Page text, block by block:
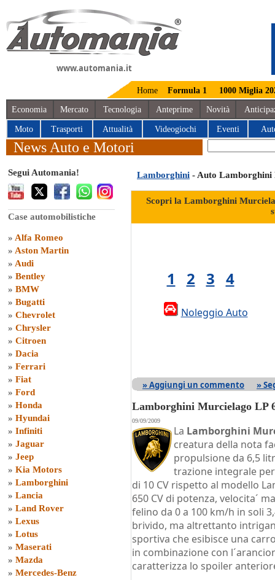
www.automania.it
Home Formula 1 1000 Miglia
Economia Mercato Tecnologia Anteprime Novità
Moto Trasporti Attualità Videogiochi Eventi
News Auto e Motori
Segui Automania!
Case automobilistiche
» Alfa Romeo
» Aston Martin
» Audi
» Bentley
» BMW
» Bugatti
» Chevrolet
» Chrysler
» Citroen
» Dacia
» Ferrari
» Fiat
» Ford
» Honda
» Hyundai
» Infiniti
» Jaguar
» Jeep
» Kia Motors
» Lamborghini
» Lancia
» Land Rover
» Lexus
» Lotus
» Maserati
» Mazda
» Mercedes-Benz
Lamborghini - Auto Lamborghini
Scopri la Lamborghini
1 2 3 4
Noleggio Auto
» Aggiungi un commento »
Lamborghini Murcielago LP
09/09/2009
La Lamborghini
creatura della nota
propulsione da 6,5
trazione integrale
di 10 CV rispetto al modello
650 CV di potenza, velocita´
felino da 0 a 100 km/h in soli
brivido, ma altrettanto
sportiva che esibisce una
in combinazione con
caratterizza lo spoiler